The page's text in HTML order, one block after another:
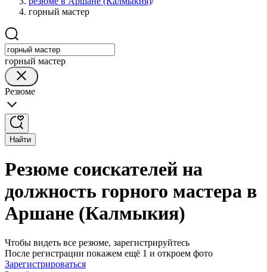
горный мастер
горный мастер
Резюме
Найти
Резюме соискателей на
должность горного мастера в
Аршане (Калмыкия)
Чтобы видеть все резюме, зарегистрируйтесь
После регистрации покажем ещё 1 и откроем фото
Зарегистрироваться